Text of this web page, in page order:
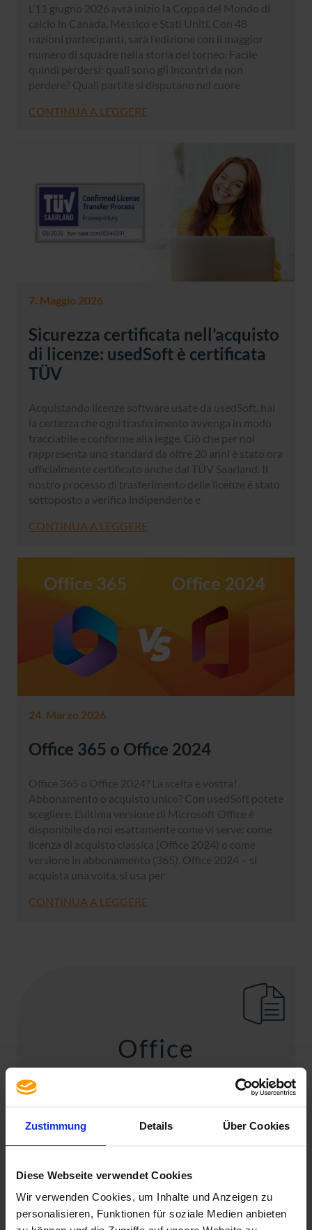
Zustimmung Details Über Cookies
Diese Webseite verwendet Cookies
Wir verwenden Cookies, um Inhalte und Anzeigen zu
personalisieren, Funktionen für soziale Medien anbieten
L’11 giugno 2026 avrà inizio la Coppa del Mondo di
calcio in Canada, Messico e Stati Uniti. Con 48
nazioni partecipanti, sarà l’edizione con il maggior
numero di squadre nella storia del torneo. Facile
quindi perdersi: quali sono gli incontri da non
perdere? Quali partite si disputano nel cuore
CONTINUA A LEGGERE
7. Maggio 2026
Sicurezza certificata nell’acquisto
di licenze: usedSoft è certificata
TÜV
Acquistando licenze software usate da usedSoft, hai
la certezza che ogni trasferimento avvenga in modo
tracciabile e conforme alla legge. Ciò che per noi
rappresenta uno standard da oltre 20 anni è stato ora
ufficialmente certificato anche dal TÜV Saarland. Il
nostro processo di trasferimento delle licenze è stato
sottoposto a verifica indipendente e
CONTINUA A LEGGERE
24. Marzo 2026
Office 365 o Office 2024
Office 365 o Office 2024? La scelta è vostra!
Abbonamento o acquisto unico? Con usedSoft potete
scegliere. L’ultima versione di Microsoft Office è
disponibile da noi esattamente come vi serve: come
licenza di acquisto classica (Office 2024) o come
versione in abbonamento (365). Office 2024 – si
acquista una volta, si usa per
CONTINUA A LEGGERE
Office
Microsoft Office